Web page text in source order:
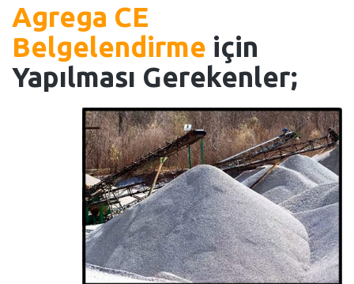
Agrega CE
Belgelendirme için
Yapılması Gerekenler;